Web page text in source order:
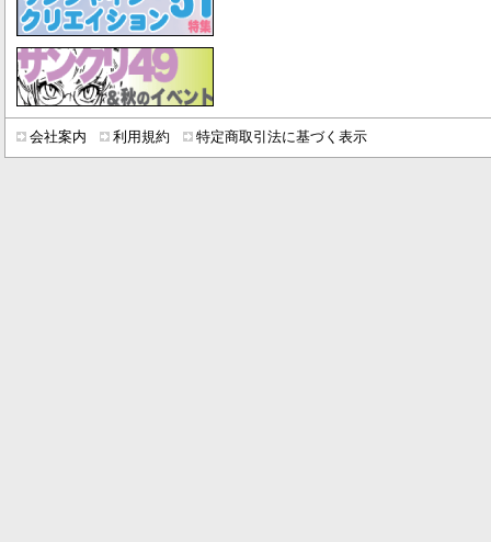
会社案内 利用規約 特定商取引法に基づく表示